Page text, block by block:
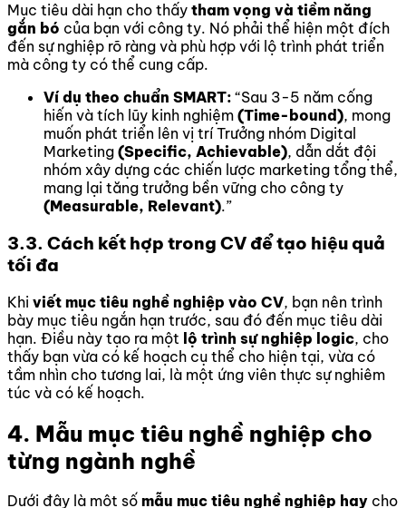
Mục tiêu dài hạn cho thấy tham vọng và tiềm năng
gắn bó của bạn với công ty. Nó phải thể hiện một đích
đến sự nghiệp rõ ràng và phù hợp với lộ trình phát triển
mà công ty có thể cung cấp.
Ví dụ theo chuẩn SMART:“Sau 3-5 năm cống
hiến và tích lũy kinh nghiệm (Time-bound), mong
muốn phát triển lên vị trí Trưởng nhóm Digital
Marketing (Specific, Achievable), dẫn dắt đội
nhóm xây dựng các chiến lược marketing tổng thể,
mang lại tăng trưởng bền vững cho công ty
(Measurable, Relevant).”
3.3. Cách kết hợp trong CV để tạo hiệu quả
tối đa
Khi viết mục tiêu nghề nghiệp vào CV, bạn nên trình
bày mục tiêu ngắn hạn trước, sau đó đến mục tiêu dài
hạn. Điều này tạo ra một lộ trình sự nghiệp logic, cho
thấy bạn vừa có kế hoạch cụ thể cho hiện tại, vừa có
tầm nhìn cho tương lai, là một ứng viên thực sự nghiêm
túc và có kế hoạch.
4. Mẫu mục tiêu nghề nghiệp cho
từng ngành nghề
Dưới đây là một số mẫu mục tiêu nghề nghiệp hay cho